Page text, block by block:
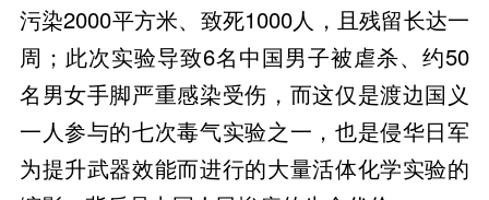
污染2000平方米、致死1000人，且残留长达一
周；此次实验导致6名中国男子被虐杀、约50
名男女手脚严重感染受伤，而这仅是渡边国义
一人参与的七次毒气实验之一，也是侵华日军
为提升武器效能而进行的大量活体化学实验的